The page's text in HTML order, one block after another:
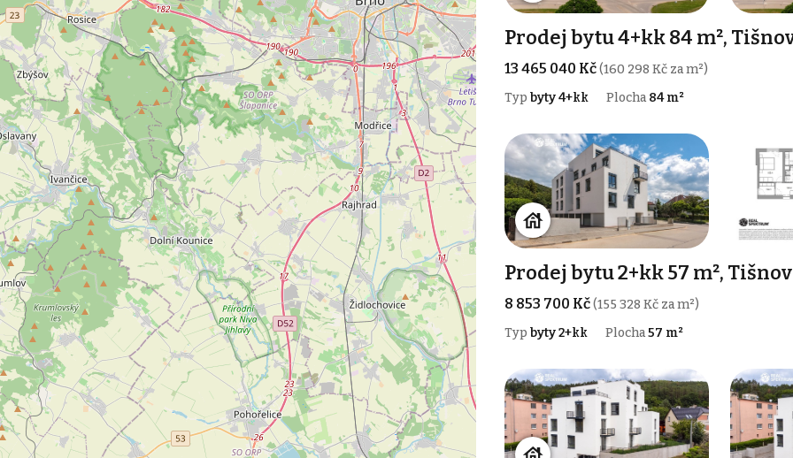
Prodej bytu 4+kk 84 m²,
13 465 040 Kč(160 298 Kč za m²)
Typ byty 4+kk Plocha 84 m²
Prodej bytu 2+kk 57 m², Tišnov
8 853 700 Kč(155 328 Kč za m²)
Typ byty 2+kk Plocha57 m²